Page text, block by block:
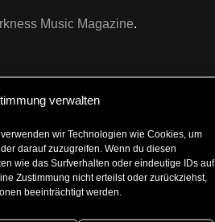
verwalten
wir Technologien wie Cookies, um
darauf zuzugreifen. Wenn du diesen
wie das Surfverhalten oder eindeutige IDs auf
Zustimmung nicht erteilst oder zurückziehst,
beeinträchtigt werden.
Music Magazine.